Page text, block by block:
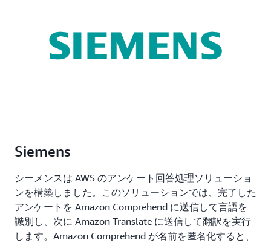
Siemens
シーメンスは AWS のアンケート回答処理ソリューショ
ンを構築しました。このソリューションでは、完了した
アンケートを Amazon Comprehend に送信して言語を
識別し、次に Amazon Translate に送信して翻訳を実行
します。Amazon Comprehend が名前を匿名化すると、